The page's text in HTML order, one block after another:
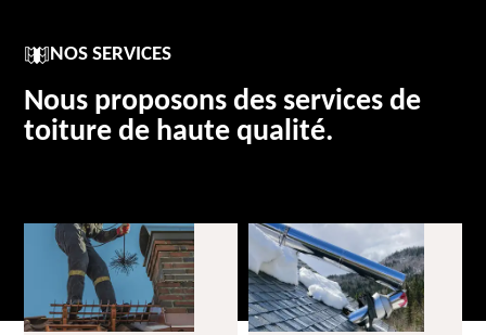
NOS SERVICES
Nous proposons des services de
toiture de haute qualité.